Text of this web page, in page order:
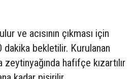
ve acısının çıkması için
dakika bekletilir. Kurulanan
hafifçe kızartılır